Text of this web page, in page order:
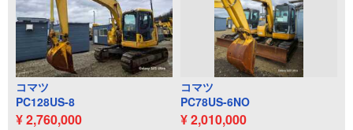
コマツ
PC128US-8
¥ 2,760,000
コマツ
PC78US-6NO
¥ 2,010,000